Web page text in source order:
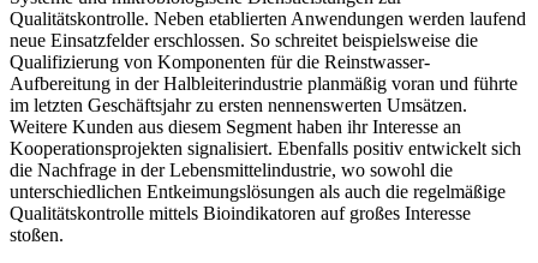
Qualitätskontrolle. Neben etablierten Anwendungen werden laufend
neue Einsatzfelder erschlossen. So schreitet beispielsweise die
Qualifizierung von Komponenten für die Reinstwasser-
Aufbereitung in der Halbleiterindustrie planmäßig voran und führte
im letzten Geschäftsjahr zu ersten nennenswerten Umsätzen.
Weitere Kunden aus diesem Segment haben ihr Interesse an
Kooperationsprojekten signalisiert. Ebenfalls positiv entwickelt sich
die Nachfrage in der Lebensmittelindustrie, wo sowohl die
unterschiedlichen Entkeimungslösungen als auch die regelmäßige
Qualitätskontrolle mittels Bioindikatoren auf großes Interesse
stoßen.